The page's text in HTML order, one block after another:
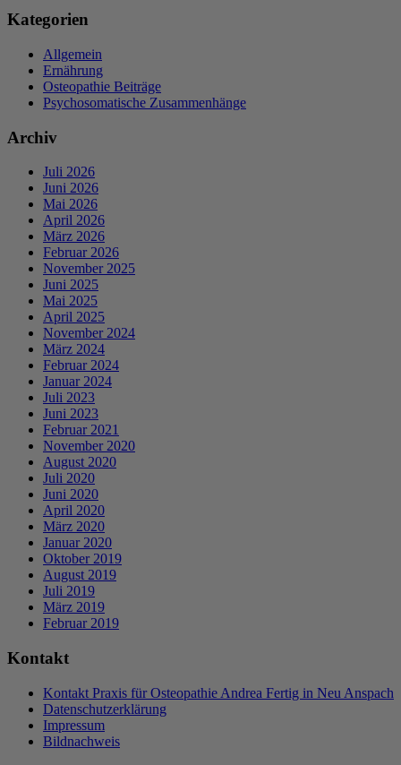
Kategorien
Allgemein
Ernährung
Osteopathie Beiträge
Psychosomatische Zusammenhänge
Archiv
Juli 2026
Juni 2026
Mai 2026
April 2026
März 2026
Februar 2026
November 2025
Juni 2025
Mai 2025
April 2025
November 2024
März 2024
Februar 2024
Januar 2024
Juli 2023
Juni 2023
Februar 2021
November 2020
August 2020
Juli 2020
Juni 2020
April 2020
März 2020
Januar 2020
Oktober 2019
August 2019
Juli 2019
März 2019
Februar 2019
Kontakt
Kontakt Praxis für Osteopathie Andrea Fertig in Neu Anspach
Datenschutzerklärung
Impressum
Bildnachweis